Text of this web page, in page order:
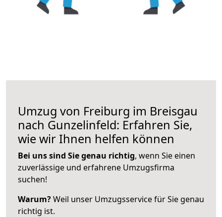
Umzug von Freiburg im Breisgau
nach Gunzelinfeld: Erfahren Sie,
wie wir Ihnen helfen können
Bei uns sind Sie genau richtig, wenn Sie einen
zuverlässige und erfahrene Umzugsfirma
suchen!
Warum?Weil unser Umzugsservice für Sie genau
richtig ist.